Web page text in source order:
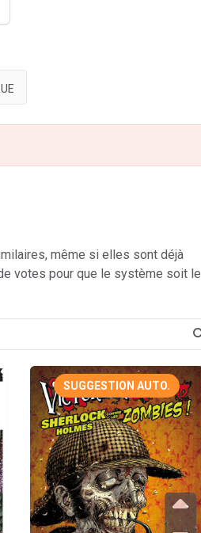
même si elles sont déjà
votes pour que le système soit le
SUGGESTION AUTO.